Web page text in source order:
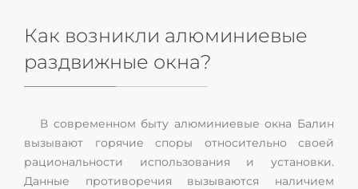
Как возникли алюминиевые
раздвижные окна?
В современном быту алюминиевые окна Балин
вызывают горячие споры относительно своей
рациональности использования и установки.
Данные противоречия вызываются наличием